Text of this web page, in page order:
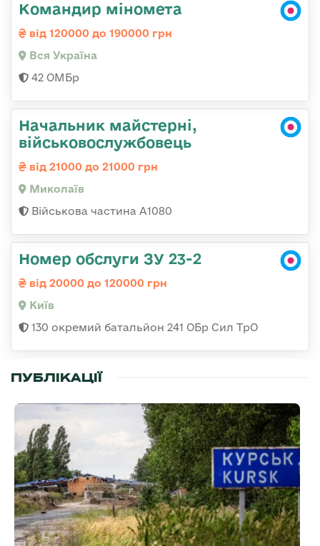
Командир міномета
від 120000 до 190000 грн
Вся Україна
42 ОМБр
Начальник майстерні,
військовослужбовець
від 21000 до 21000 грн
Миколаїв
Військова частина А1080
Номер обслуги ЗУ 23-2
від 20000 до 120000 грн
Київ
130 окремий батальйон 241 ОБр Сил ТрО
ПУБЛІКАЦІЇ